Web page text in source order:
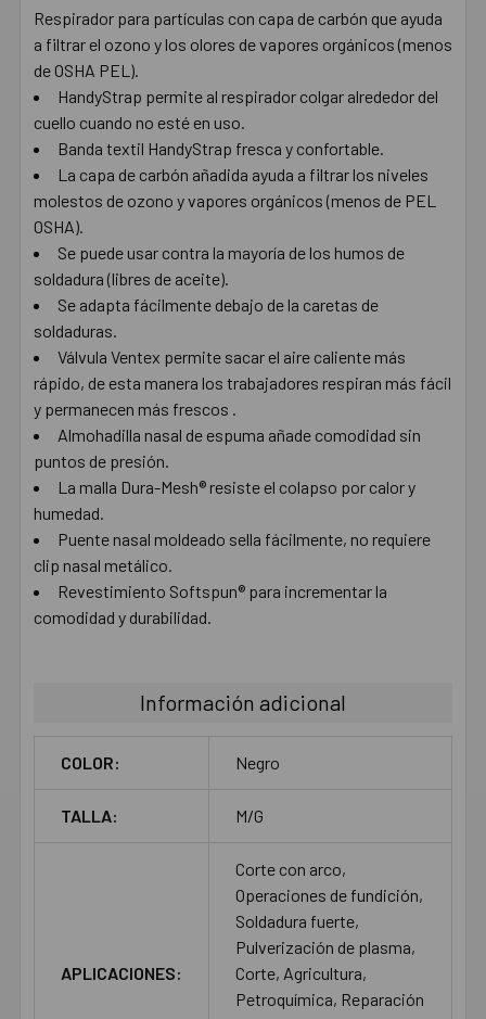
SELECCIONADO
AL CARRITO
Respirador para partículas con capa de carbón que ayuda
a filtrar el ozono y los olores de vapores orgánicos (menos
de OSHA PEL).
HandyStrap permite al respirador colgar alrededor del
cuello cuando no esté en uso.
Banda textil HandyStrap fresca y confortable.
La capa de carbón añadida ayuda a filtrar los niveles
molestos de ozono y vapores orgánicos (menos de PEL
OSHA).
Se puede usar contra la mayoría de los humos de
soldadura (libres de aceite).
Se adapta fácilmente debajo de la caretas de
soldaduras.
Válvula Ventex permite sacar el aire caliente más
rápido, de esta manera los trabajadores respiran más fácil
y permanecen más frescos .
Almohadilla nasal de espuma añade comodidad sin
puntos de presión.
La malla Dura-Mesh® resiste el colapso por calor y
humedad.
Puente nasal moldeado sella fácilmente, no requiere
clip nasal metálico.
Revestimiento Softspun® para incrementar la
comodidad y durabilidad.
Información adicional
COLOR: Negro
TALLA: M/G
APLICACIONES:
Corte con arco,
Operaciones de fundición,
Soldadura fuerte,
Pulverización de plasma,
Corte, Agricultura,
Petroquímica, Reparación